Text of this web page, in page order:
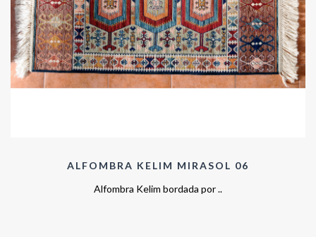
ALFOMBRA KELIM MIRASOL 06
Alfombra Kelim bordada por ..